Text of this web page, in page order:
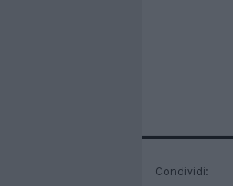
Condividi: